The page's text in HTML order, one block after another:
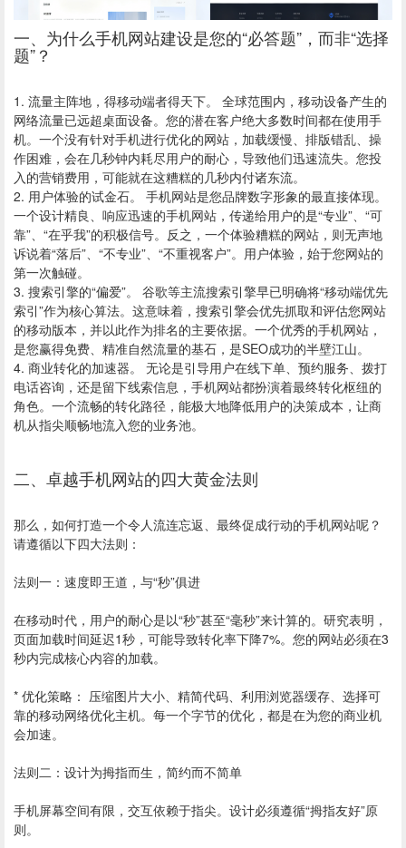
一、为什么手机网站建设是您的“必答题”，而非“选择
题”？
1. 流量主阵地，得移动端者得天下。 全球范围内，移动设备产生的
网络流量已远超桌面设备。您的潜在客户绝大多数时间都在使用手
机。一个没有针对手机进行优化的网站，加载缓慢、排版错乱、操
作困难，会在几秒钟内耗尽用户的耐心，导致他们迅速流失。您投
入的营销费用，可能就在这糟糕的几秒内付诸东流。
2. 用户体验的试金石。 手机网站是您品牌数字形象的最直接体现。
一个设计精良、响应迅速的手机网站，传递给用户的是“专业”、“可
靠”、“在乎我”的积极信号。反之，一个体验糟糕的网站，则无声地
诉说着“落后”、“不专业”、“不重视客户”。用户体验，始于您网站的
第一次触碰。
3. 搜索引擎的“偏爱”。 谷歌等主流搜索引擎早已明确将“移动端优先
索引”作为核心算法。这意味着，搜索引擎会优先抓取和评估您网站
的移动版本，并以此作为排名的主要依据。一个优秀的手机网站，
是您赢得免费、精准自然流量的基石，是SEO成功的半壁江山。
4. 商业转化的加速器。 无论是引导用户在线下单、预约服务、拨打
电话咨询，还是留下线索信息，手机网站都扮演着最终转化枢纽的
角色。一个流畅的转化路径，能极大地降低用户的决策成本，让商
机从指尖顺畅地流入您的业务池。
二、卓越手机网站的四大黄金法则
那么，如何打造一个令人流连忘返、最终促成行动的手机网站呢？
请遵循以下四大法则：
法则一：速度即王道，与“秒”俱进
在移动时代，用户的耐心是以“秒”甚至“毫秒”来计算的。研究表明，
页面加载时间延迟1秒，可能导致转化率下降7%。您的网站必须在3
秒内完成核心内容的加载。
* 优化策略： 压缩图片大小、精简代码、利用浏览器缓存、选择可
靠的移动网络优化主机。每一个字节的优化，都是在为您的商业机
会加速。
法则二：设计为拇指而生，简约而不简单
手机屏幕空间有限，交互依赖于指尖。设计必须遵循“拇指友好”原
则。